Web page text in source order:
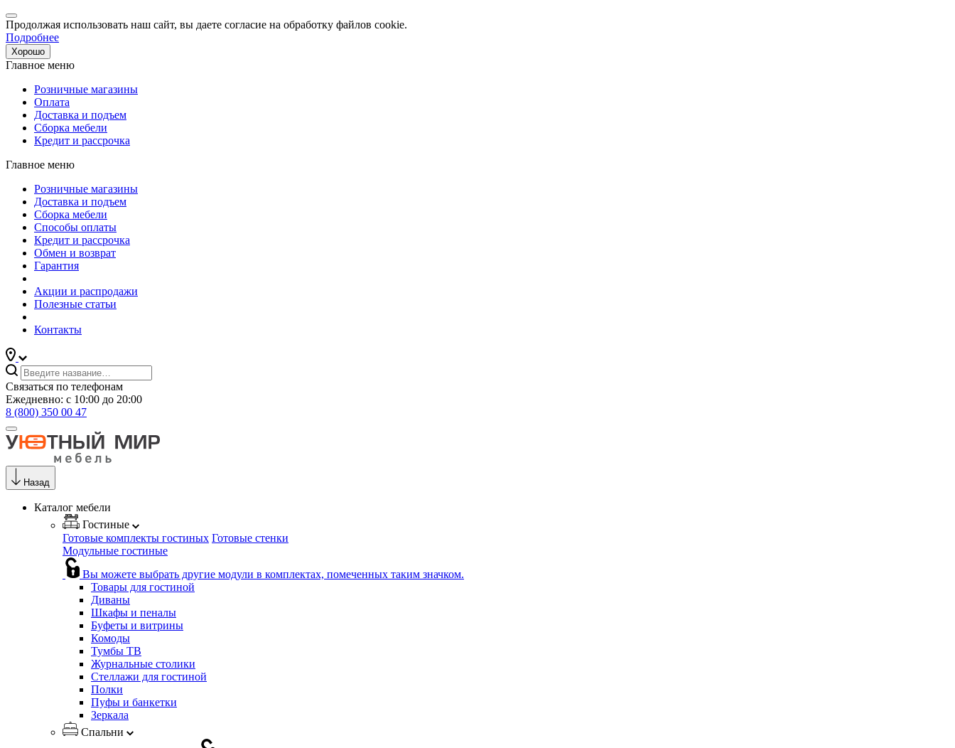
Продолжая использовать наш сайт, вы даете согласие на обработку файлов cookie.
Подробнее
Хорошо
Главное меню
Розничные магазины
Оплата
Доставка и подъем
Сборка мебели
Кредит и рассрочка
Главное меню
Розничные магазины
Доставка и подъем
Сборка мебели
Способы оплаты
Кредит и рассрочка
Обмен и возврат
Гарантия
Акции и распродажи
Полезные статьи
Контакты
Связаться по телефонам
Ежедневно: с 10:00 до 20:00
8 (800) 350 00 47
Назад
Каталог мебели
Гостиные
Готовые комплекты гостиных Готовые стенки
Модульные гостиные
Вы можете выбрать другие модули в комплектах, помеченных таким значком.
Товары для гостиной
Диваны
Шкафы и пеналы
Буфеты и витрины
Комоды
Тумбы ТВ
Журнальные столики
Стеллажи для гостиной
Полки
Пуфы и банкетки
Зеркала
Спальни